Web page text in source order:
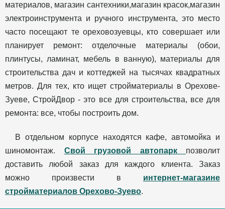
материалов, магазин сантехники,магазин красок,магазин
электроинструмента и ручного инструмента, это место
часто посещают те ореховозуевцы, кто совершает или
планирует ремонт: отделочные материалы (обои,
плинтусы, ламинат, мебель в ванную), материалы для
строительства дач и коттеджей на тысячах квадратных
метров. Для тех, кто ищет стройматериалы в Орехове-
Зуеве, СтройДвор - это все для строительства, все для
ремонта: все, чтобы построить дом.
В отдельном корпусе находятся кафе, автомойка и
шиномонтаж. Свой грузовой автопарк позволит
доставить любой заказ для каждого клиента. Заказ
можно произвести в интернет-магазине
стройматериалов Орехово-Зуево.